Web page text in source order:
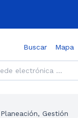
Buscar Mapa
Planeación, Gestión